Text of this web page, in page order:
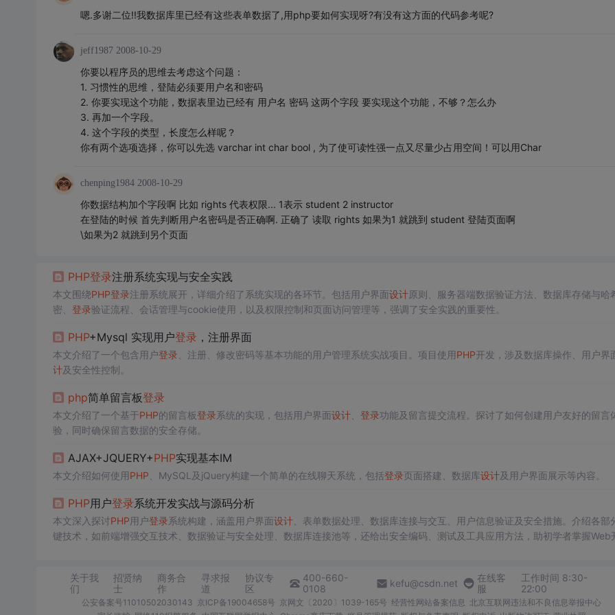
嗯.多谢二位!!我数据库里已经有这些表单数据了,用php要如何实现呀?有没有这方面的代码参考呢?
jeff1987 2008-10-29
你要以程序员的思维去考虑这个问题：
1. 习惯性的思维，登陆必须要用户名和密码
2. 你要实现这个功能，数据表里边已经有 用户名 密码 这两个字段 要实现这个功能，不够？怎么办
3. 再加一个字段。
4. 这个字段的类型，长度怎么样呢？
你有两个选项选择，你可以先选 varchar int char bool , 为了使可读性强一点又尽量少占用空间！可以用Char
chenping1984 2008-10-29
你数据结构加个字段啊 比如 rights 代表权限... 1表示 student 2 instructor
在登陆的时候 首先判断用户名密码是否正确啊. 正确了 读取 rights 如果为1 就跳到 student 登陆页面啊
\如果为2 就跳到另个页面
PHP登录注册系统实现与安全实践
本文围绕PHP登录注册系统展开，详细介绍了系统实现的各环节。包括用户界面设计原则、服务器端数据验证方法、数据库存储与哈
密、 登录验证流程、会话管理与cookie使用，以及权限控制和页面访问管理等，强调了安全实践的重要性。
PHP+Mysql 实现用户登录 ，注册界面
本文介绍了一个包含用户登录 、注册、修改密码等基本功能的用户管理系统实战项目。项目使用PHP开发，涉及数据库操作、用户界
计及安全性控制。
php简单留言板登录
本文介绍了一个基于PHP的留言板登录系统的实现，包括用户界面设计、 登录功能及留言提交流程。探讨了如何创建用户友好的留言
验，同时确保留言数据的安全存储。
AJAX+JQUERY+PHP实现基本IM
本文介绍如何使用PHP 、MySQL及jQuery构建一个简单的在线聊天系统，包括登录页面搭建、数据库设计及用户界面展示等内容。
PHP用户登录系统开发实战与源码分析
本文深入探讨PHP用户登录系统构建，涵盖用户界面设计、表单数据处理、数据库连接与交互、用户信息验证及安全措施。介绍各部
键技术，如前端增强交互技术、数据验证与安全处理、数据库连接池等，还给出安全编码、测试及工具应用方法，助初学者掌握Web
关于我
们
招贤纳
士
商务合
作
寻求报
道
协议专
区
400-660-
0108
kefu@csdn.net
在线客
服
工作时间 8:30-
22:00
公安备案号11010502030143 京ICP备19004658号 京网文〔2020〕1039-165号 经营性网站备案信息 北京互联网违法和不良信息举报中心